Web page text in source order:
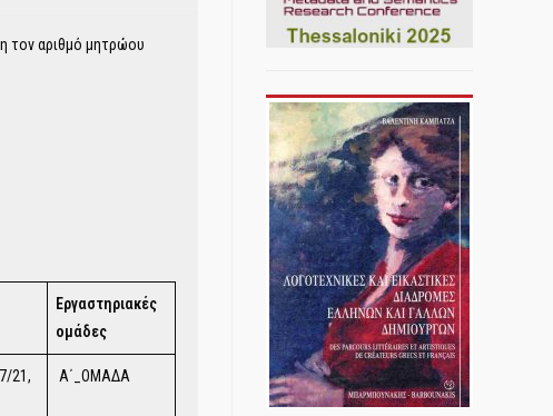
τον αριθμό μητρώου
Εργαστηριακές
ομάδες
21,
Α΄_ΟΜΑΔΑ